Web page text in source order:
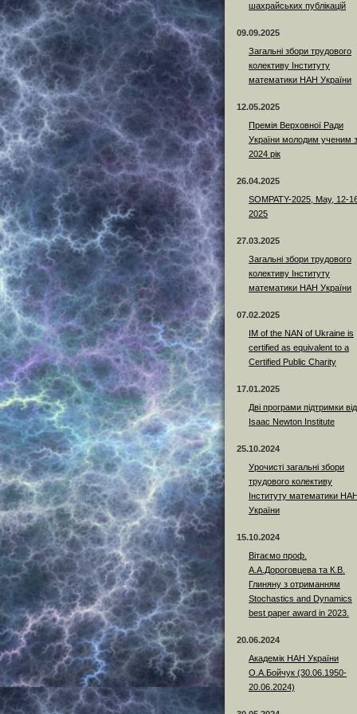
шахрайських публікацій
09.09.2025
Загальні збори трудового
колективу Інституту
математики НАН України
12.05.2025
Премія Верховної Ради
України молодим ученим
2024 рік
26.04.2025
SOMPATY-2025, May, 12-
2025
27.03.2025
Загальні збори трудового
колективу Інституту
математики НАН України
07.02.2025
IM of the NAN of Ukraine is
certified as equivalent to a
Certified Public Charity
17.01.2025
Дві програми підтримки від
Isaac Newton Institute
25.10.2024
Урочисті загальні збори
трудового колективу
Інституту математики
України
15.10.2024
Вітаємо проф.
А.А.Дороговцева та К.В.
Глиняну з отриманням
Stochastics and Dynamics
best paper award in 2023.
20.06.2024
Академік НАН України
О.А.Бойчук (30.06.1950-
20.06.2024)